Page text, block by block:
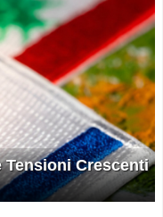
Tensioni Crescenti